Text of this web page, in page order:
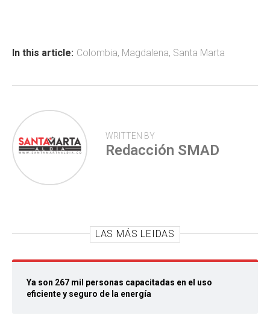
ok p
tir
In this article: Colombia, Magdalena, Santa Marta
WRITTEN BY
Redacción SMAD
LAS MÁS LEIDAS
Ya son 267 mil personas capacitadas en el uso
eficiente y seguro de la energía